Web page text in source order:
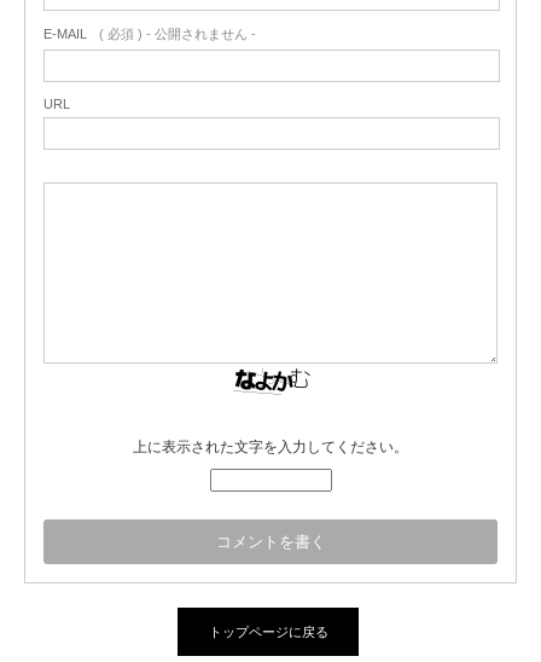
E-MAIL ( 必須 ) - 公開されません -
URL
上に表示された文字を入力してください。
トップページに戻る